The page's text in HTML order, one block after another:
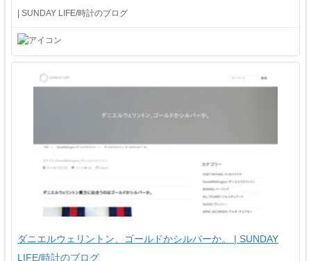
| SUNDAY LIFE/時計のブログ
ダニエルウェリントン、ゴールドかシルバーか。 | SUNDAY
LIFE/時計のブログ